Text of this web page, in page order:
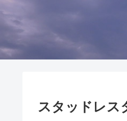
スタッドレス